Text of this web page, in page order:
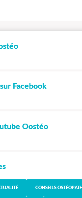
Facebook
Oostéo
CONSEILS